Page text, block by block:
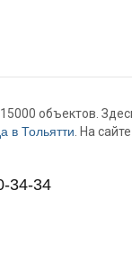
15000 объектов.
в Тольятти . На
34-34